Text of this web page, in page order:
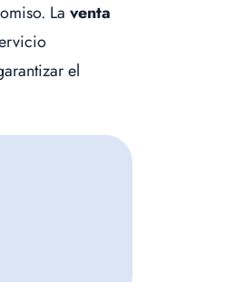
La venta
el